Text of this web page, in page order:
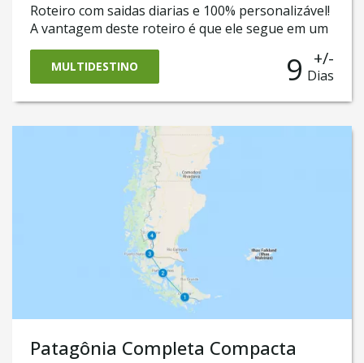
Roteiro com saidas diarias e 100% personalizável!
A vantagem deste roteiro é que ele segue em um
ritmo mais tranquilo e com dias livres en Ushuaia
e Puerto Natales, onde você pode escolher se
quer passar os dias por conta própria ou
contratar atividades de aventura opcionais
terá a oportunidade de conhecer o fascinante
Parque Nacional Torres del Paine, e o famoso
Glaciar Perito Moreno e Ushuaia, no fim do
MULTIDESTINO 9 +/-
Dias
Patagônia Completa Compacta